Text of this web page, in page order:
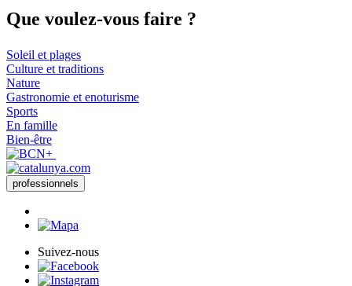
Que voulez-vous faire ?
Soleil et plages
Culture et traditions
Nature
Gastronomie et enoturisme
Sports
En famille
Bien-être
professionnels
Suivez-nous